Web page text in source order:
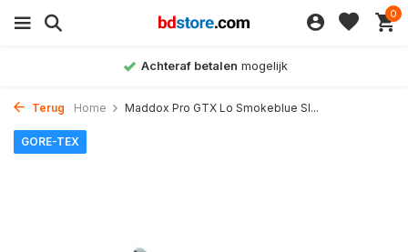
0
Achteraf betalen mogelijk
Terug Home Maddox Pro GTX Lo Smokeblue Sl...
GORE-TEX